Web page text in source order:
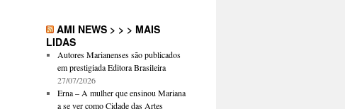
AMI NEWS > > > MAIS
LIDAS
Autores Marianenses são publicados
em prestigiada Editora Brasileira
27/07/2026
Erna – A mulher que ensinou Mariana
a se ver como Cidade das Artes